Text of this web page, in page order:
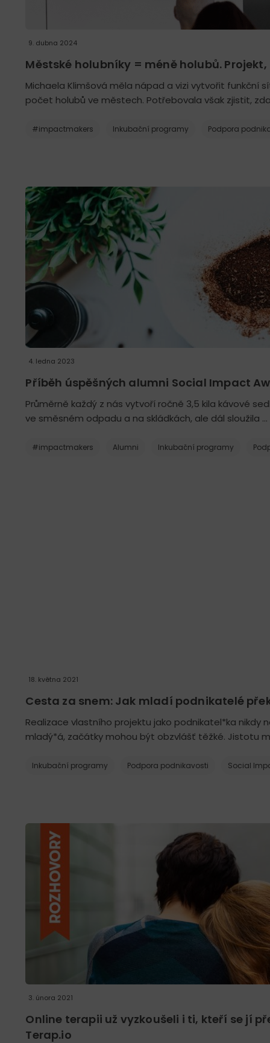
9. dubna 2024
Městské holubníky = méně holubů.
Michaela Klimšová měla nápad a vizi vytvořit funkční
počet holubů ve městech. Potřebovala však zjistit,
#impactmakers Inkubační programy Podpora
4. ledna 2023
Příběh úspěšných alumni Social Impact
Průměrně každý z nás vytvoří ročně 3,5 kila kávové
ve směsném odpadu a na skládkách, ale dál sloužila …
#impactmakers Alumni Inkubační programy
18. května 2021
Cesta za snem: Jak mladí podnikatelé
Realizace vlastního projektu jako podnikatel*ka nikdy
mladý*á, začátky mohou být obzvlášť těžké. Jistotu
Inkubační programy Podpora podnikavosti Social
3. února 2021
Online terapii už vyzkoušeli i ti, kteří se jí
Terap.io